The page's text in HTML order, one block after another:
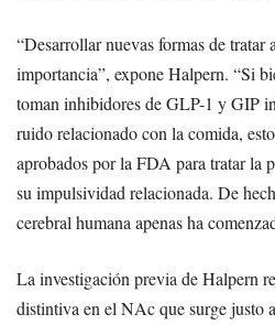
“Desarrollar nuevas formas de tratar
importancia”, expone Halpern. “Si
toman inhibidores de GLP-1 y GIP
ruido relacionado con la comida,
aprobados por la FDA para tratar la
su impulsividad relacionada. De
cerebral humana apenas ha
La investigación previa de Halpern
distintiva en el NAc que surge justo